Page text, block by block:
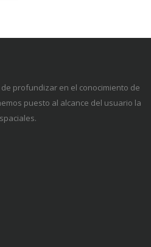
profundizar en el conocimiento de
puesto al alcance del usuario la